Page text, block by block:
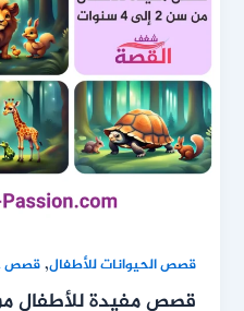
قصص الحيوانات للأطفال,قصص
قصص مفيدة للأطفال من سن 2